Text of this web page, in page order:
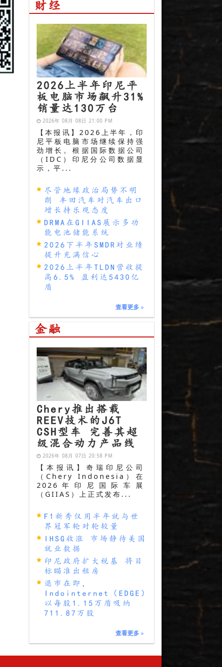
财经
2026上半年印尼平
板电脑市场飙升31%
销量达130万台
2026年 08月 08日 21:00 PM
【本报讯】2026上半年，印
尼平板电脑市场继续保持强
劲增长。根据国际数据公司
（IDC）印尼分公司数据显
示，平...
尽管地缘政治局势不明
朗 丰田汽车对汽车出口
增长持乐观态度
DRMA在GIIAS展示多功
能电池储能系统
2026下半年SMDR对业绩
提升充满信心
2026上半年TLDN营收提
高6.5% 盈利达5430亿
盾
查看更多 »
金融
Chery推出搭载
REEV技术的J6T
CSH型车 完善其超
级混合动力产品线
2026年 08月 07日 20:58 PM
【本报讯】奇瑞印尼公司
（Chery Indonesia）在
2026年印尼国际车展
（GIIAS）上正式发布...
F1新秀仅用半年就与世
界冠军轮对轮较量
IHSG收涨 市场静待美国
就业数据
印尼政府扩大税基 将目
标瞄准出租房
退市在即，
Indointernet（EDGE）
以每股1.15万盾吸纳
711.87万股
查看更多 »